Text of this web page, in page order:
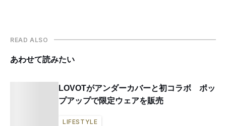
READ ALSO
あわせて読みたい
LOVOTがアンダーカバーと初コラボ ポッ
プアップで限定ウェアを販売
LIFESTYLE